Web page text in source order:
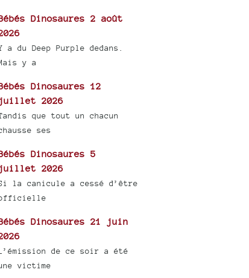
Dinosaures 2 août
a du Deep Purple dedans.
y a
Dinosaures 12
juillet 2026
que tout un chacun
ses
Dinosaures 5
juillet 2026
la canicule a cessé d’être
Dinosaures 21 juin
de ce soir a été
victime